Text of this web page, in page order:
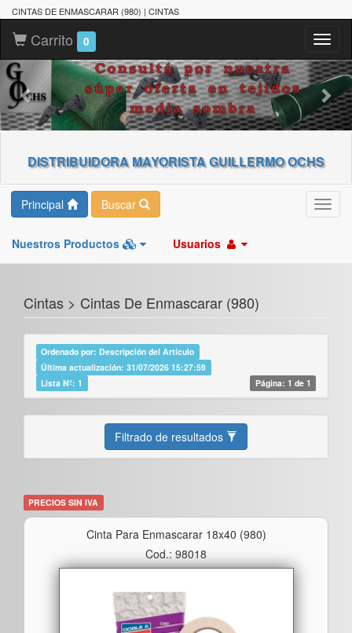
CINTAS DE ENMASCARAR (980) | CINTAS
Carrito 0
DISTRIBUIDORA MAYORISTA GUILLERMO OCHS
Principal Buscar
Nuestros Productos Usuarios
Cintas > Cintas De Enmascarar (980)
Ordenado por: Descripción del Artículo
Última actualización: 31/07/2026 15:27:59
Lista Nº: 1
Página: 1 de 1
Filtrado de resultados
PRECIOS SIN IVA
Cinta Para Enmascarar 18x40 (980)
Cod.: 98018